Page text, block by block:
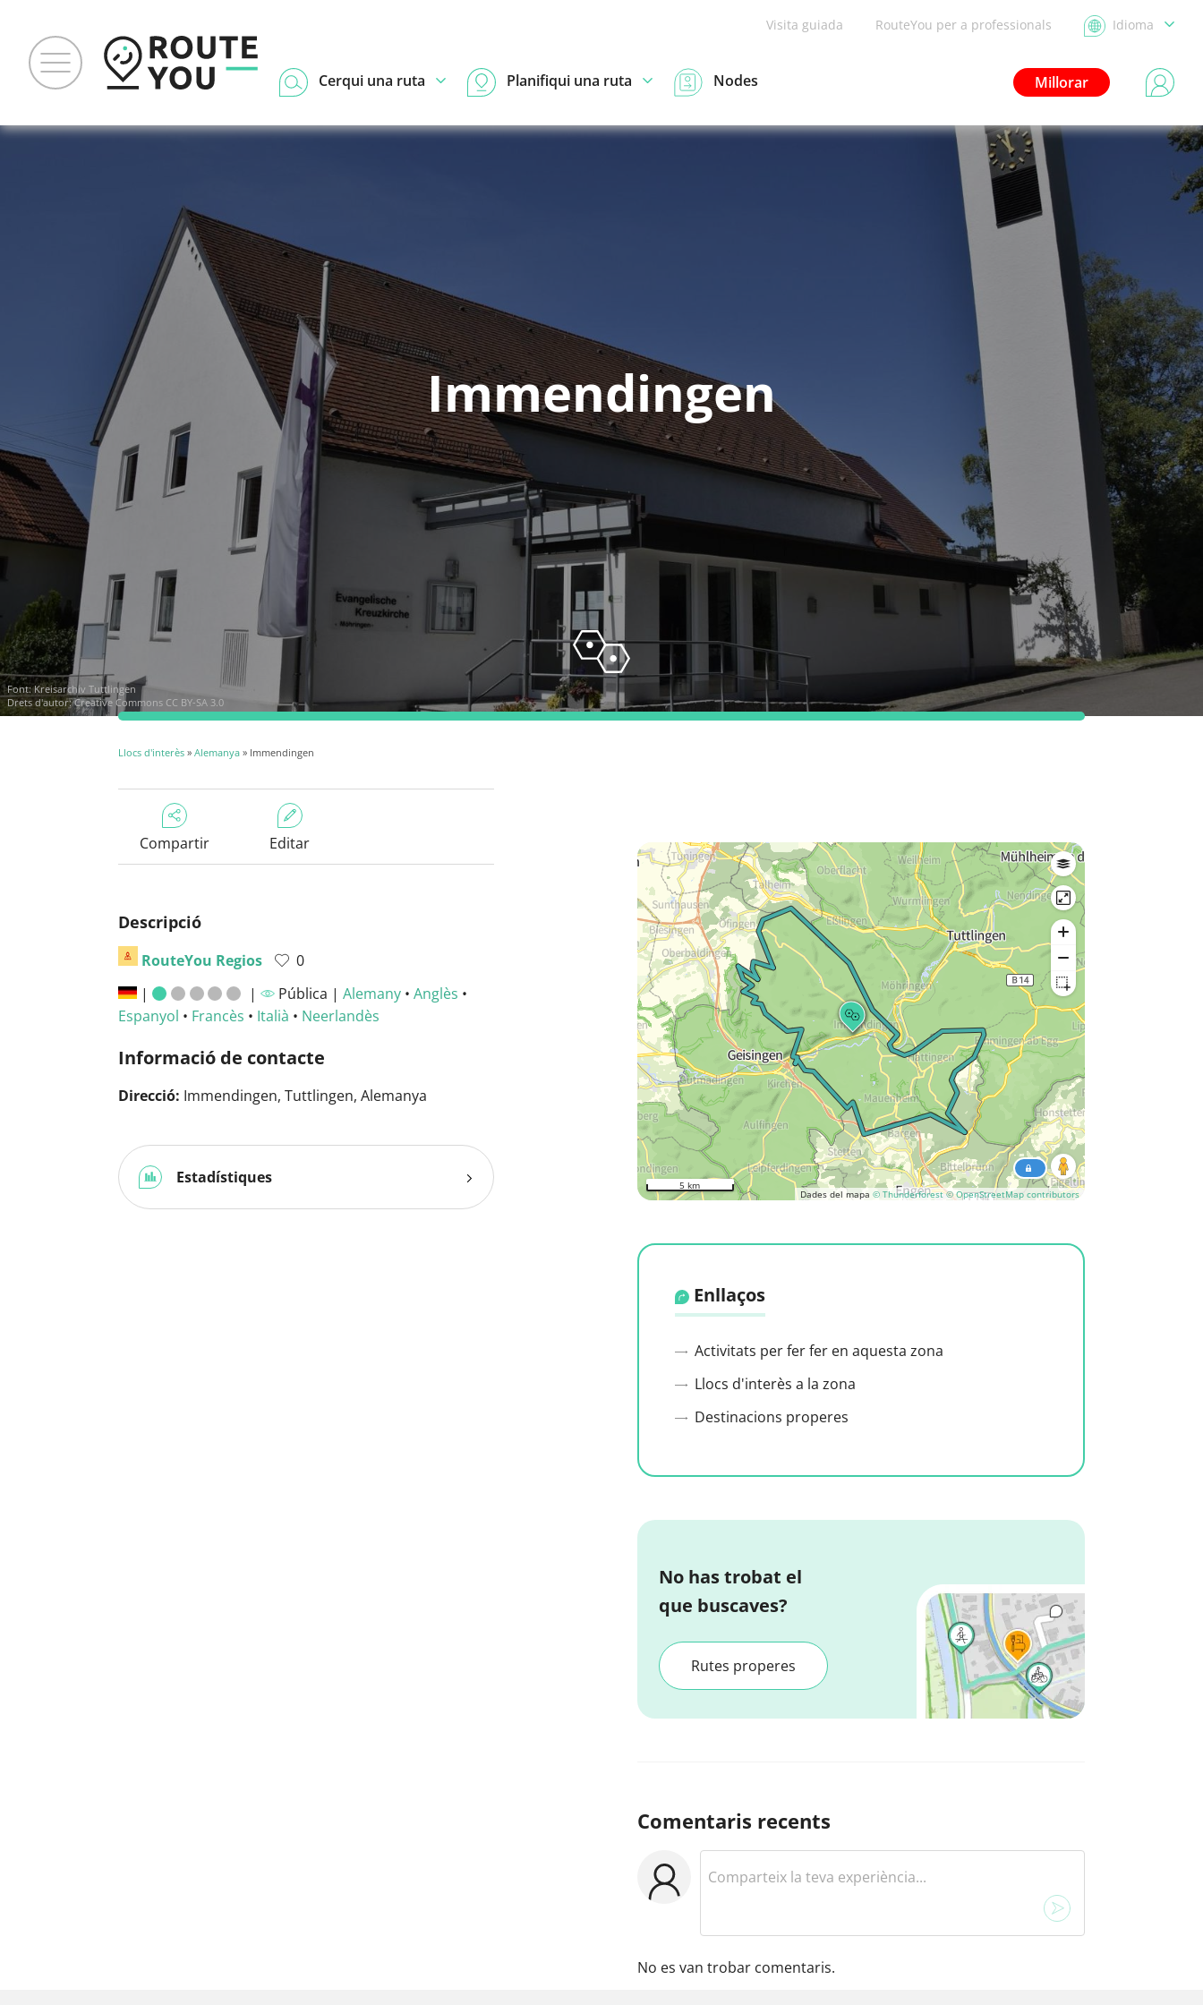
Visita guiada RouteYou per a professionals Idioma
Millorar
Cerqui una ruta Planifiqui una ruta Nodes
Immendingen
Font:Kreisarchiv Tuttlingen
Drets d'autor:Creative Commons CC BY-SA 3.0
Llocs d'interès » Alemanya » Immendingen
Compartir Editar
Descripció
RouteYou Regios
0
|
| Pública | Alemany• Anglès •
Espanyol • Francès • Italià • Neerlandès
Informació de contacte
Direcció: Immendingen, Tuttlingen, Alemanya
Estadístiques
Dades del mapa © Thunderforest © OpenStreetMap contributors
5 km
Enllaços
Activitats per fer fer en aquesta zona
Llocs d'interès a la zona
Destinacions properes
No has trobat el
que buscaves?
Rutes properes
Comentaris recents
No es van trobar comentaris.